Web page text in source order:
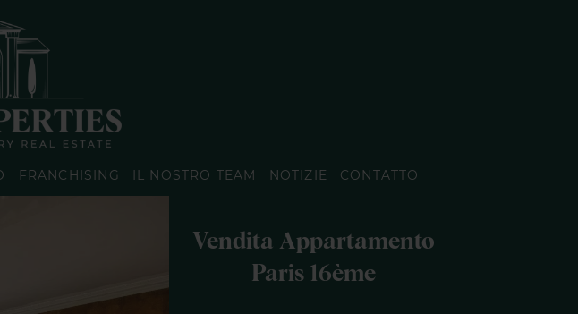
FRANCHISING IL NOSTRO TEAM NOTIZIE CONTATTO
Vendita Appartamento
Paris 16ème